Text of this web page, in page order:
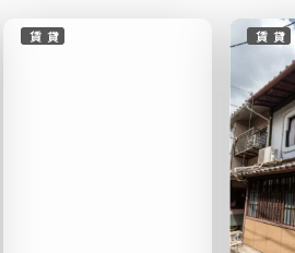
賃貸 賃貸